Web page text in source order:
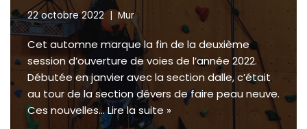
22 octobre 2022 Mur
Cet automne marque la fin de la deuxième
session d’ouverture de voies de l’année 2022.
Débutée en janvier avec la section dalle, c’était
au tour de la section dévers de faire peau neuve.
Ces nouvelles…Lire la suite »